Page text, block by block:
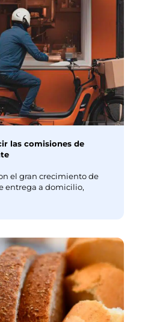
las comisiones de
el gran crecimiento de
entrega a domicilio,